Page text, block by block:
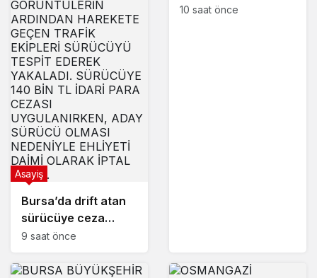
Bursa’da drift atan
sürücüye ceza
yağdı
Asayiş
9 saat önce
kanlı bitti
10 saat önce